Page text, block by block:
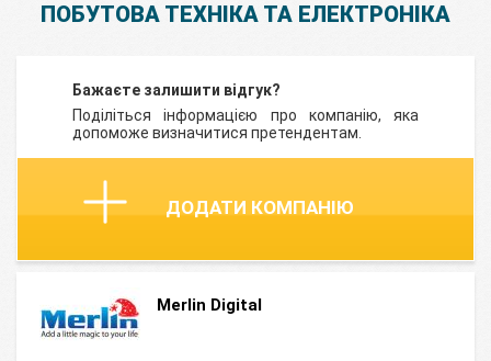
ПОБУТОВА ТЕХНІКА ТА ЕЛЕКТРОНІКА
Бажаєте залишити відгук?
Поділіться інформацією про компанію, яка
допоможе визначитися претендентам.
ДОДАТИ КОМПАНІЮ
Merlin Digital